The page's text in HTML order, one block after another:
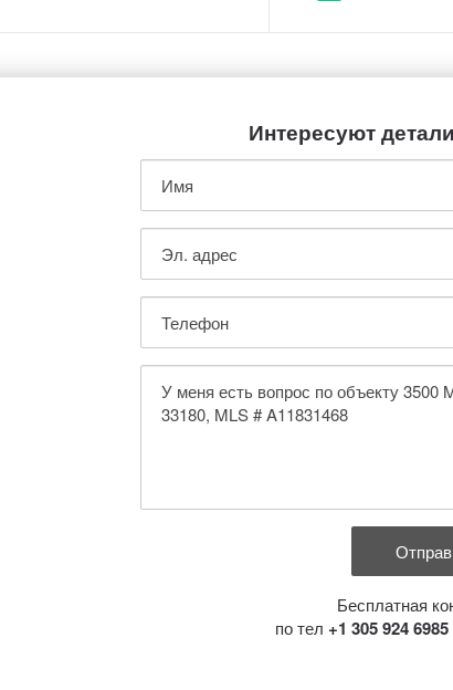
Интересуют
Бесплатная
по тел +1 305 924